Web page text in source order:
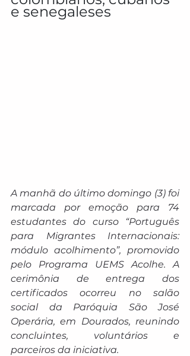
e senegaleses
A manhã do último domingo (3) foi
marcada por emoção para 74
estudantes do curso “Português
para Migrantes Internacionais:
módulo acolhimento”, promovido
pelo Programa UEMS Acolhe. A
cerimônia de entrega dos
certificados ocorreu no salão
social da Paróquia São José
Operária, em Dourados, reunindo
concluintes, voluntários e
parceiros da iniciativa.